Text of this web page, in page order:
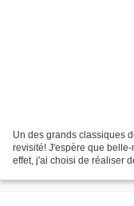
Un des grands classiques
revisité! J'espère que
effet, j'ai choisi de réaliser